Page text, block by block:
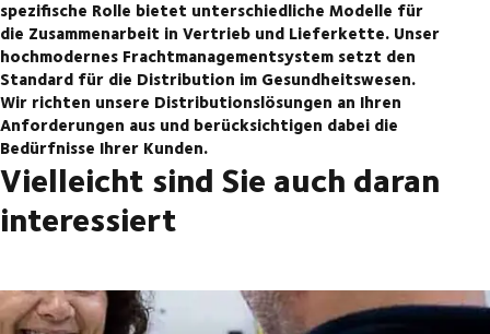
spezifische Rolle bietet unterschiedliche Modelle für
die Zusammenarbeit in Vertrieb und Lieferkette. Unser
hochmodernes Frachtmanagementsystem setzt den
Standard für die Distribution im Gesundheitswesen.
Wir richten unsere Distributionslösungen an Ihren
Anforderungen aus und berücksichtigen dabei die
Bedürfnisse Ihrer Kunden.
Vielleicht sind Sie auch daran
interessiert